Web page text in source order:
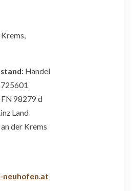
Handel
FN 98279 d
Land
der Krems
neuhofen.at